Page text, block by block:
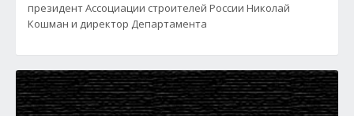
президент Ассоциации строителей России Николай
Кошман и директор Департамента